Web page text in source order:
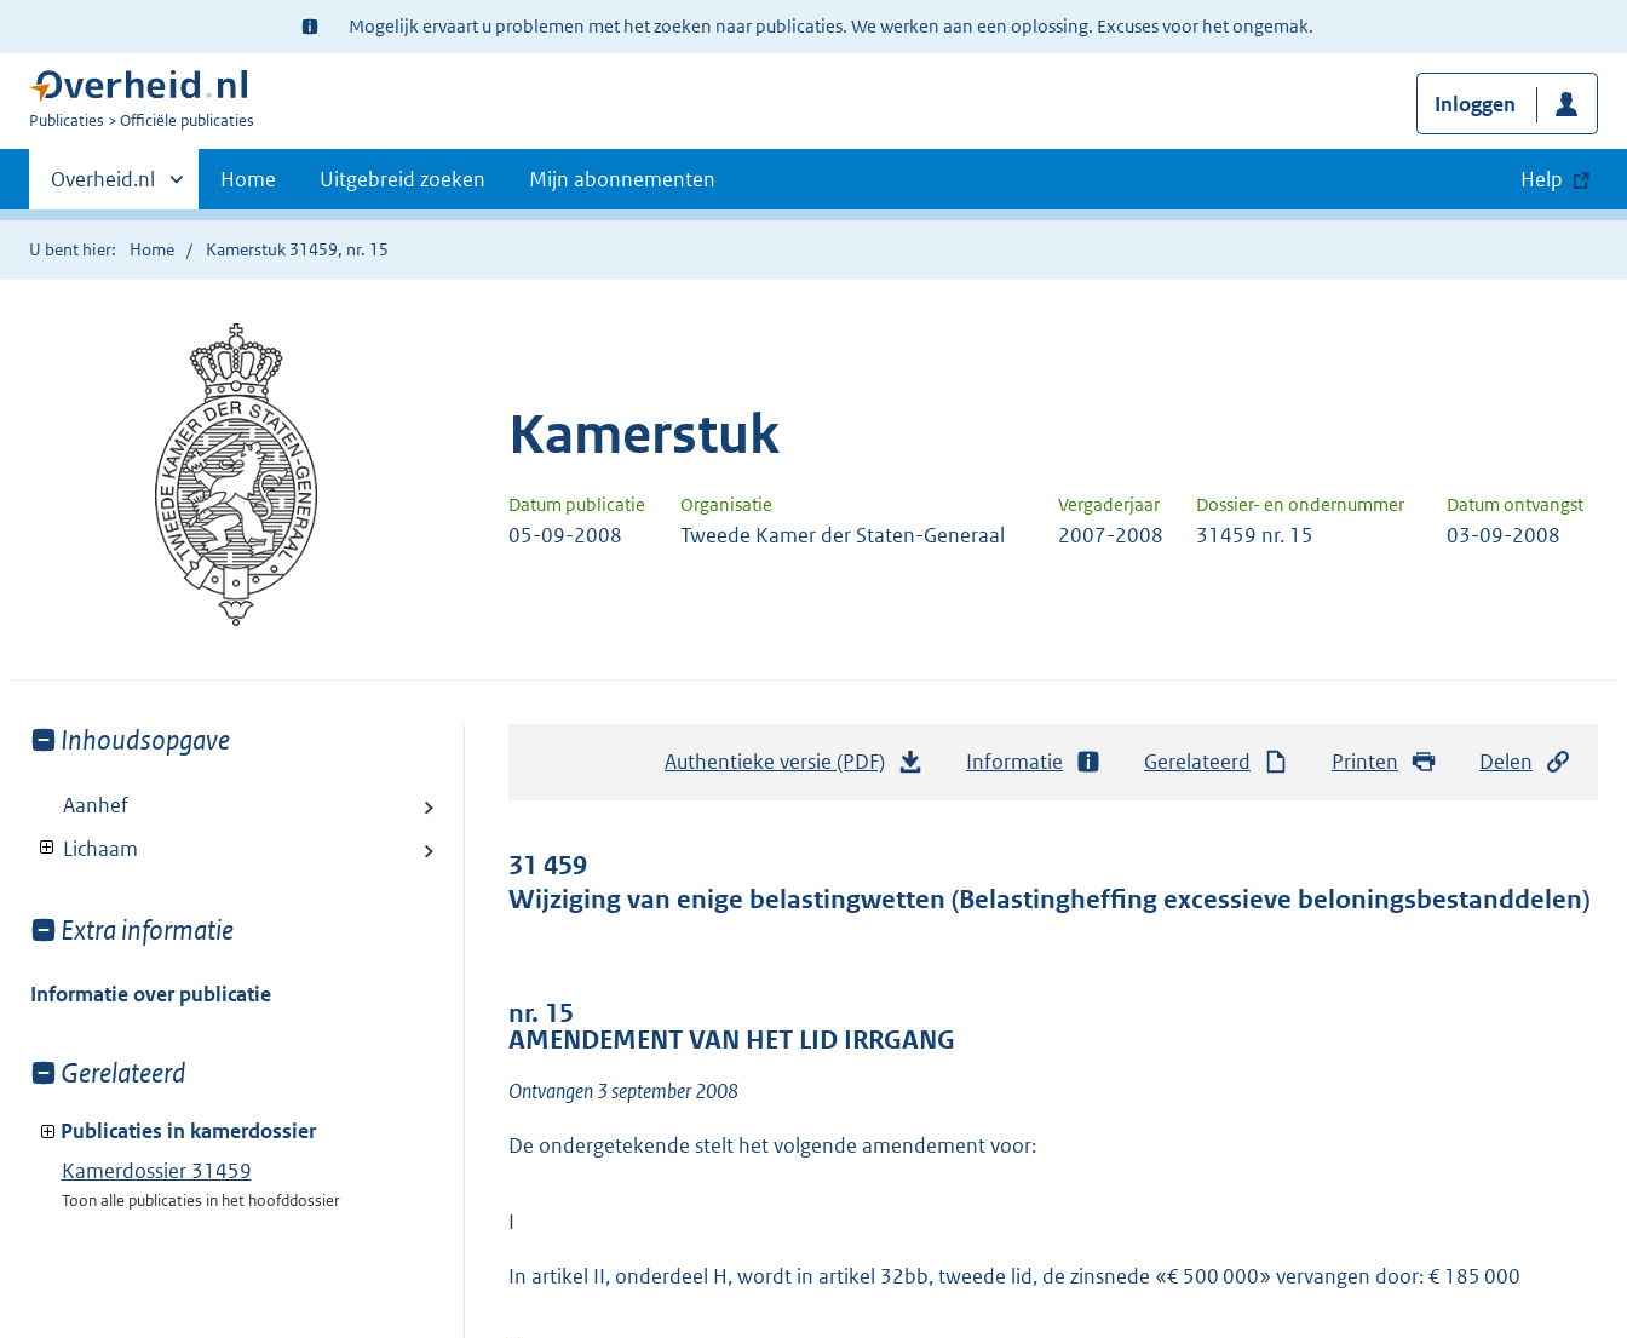
Ter
informatie:
Mogelijk ervaart u problemen met het zoeken naar publicaties. We werken aan een oplossing. Excuses voor het ongemak.
U
Publicaties Officiële publicaties
Inloggen
Primaire
navigatie
Andere
sites
binnen
Overheid.nl Home Uitgebreid zoeken Mijn abonnementen Help
U bent hier: Home Kamerstuk 31459, nr. 15
Kamerstuk
Datum publicatie Organisatie Vergaderjaar Dossier- en ondernummer Datum ontvangst
05-09-2008 Tweede Kamer der Staten-Generaal 2007-2008 31459 nr. 15 03-09-2008
Toon
van:
Inhoudsopgave
Aanhef
Lichaam
Toon
van:
Extra informatie
Informatie over publicatie
Toon
van:
Gerelateerd
Publicaties in kamerdossier
Kamerdossier 31459
Toon alle publicaties in het hoofddossier
Authentieke versie (PDF)
a
r
t
1
Informatie Gerelateerd Printen Delen
31 459
Wijziging van enige belastingwetten (Belastingheffing excessieve beloningsbestanddelen)
nr. 15
AMENDEMENT VAN HET LID IRRGANG
Ontvangen 3 september 2008
De ondergetekende stelt het volgende amendement voor:
I
In artikel II, onderdeel H, wordt in artikel 32bb, tweede lid, de zinsnede «€ 500 000» vervangen door: € 185 000